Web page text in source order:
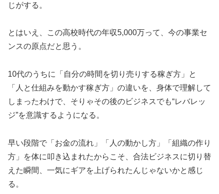
じがする。
とはいえ、この高校時代の年収5,000万って、今の事業セ
ンスの原点だと思う。
10代のうちに「自分の時間を切り売りする稼ぎ方」と
「人と仕組みを動かす稼ぎ方」の違いを、身体で理解して
しまったわけで、そりゃその後のビジネスでも“レバレッ
ジ”を意識するようになる。
早い段階で「お金の流れ」「人の動かし方」「組織の作り
方」を体に叩き込まれたからこそ、合法ビジネスに切り替
えた瞬間、一気にギアを上げられたんじゃないかと感じ
る。